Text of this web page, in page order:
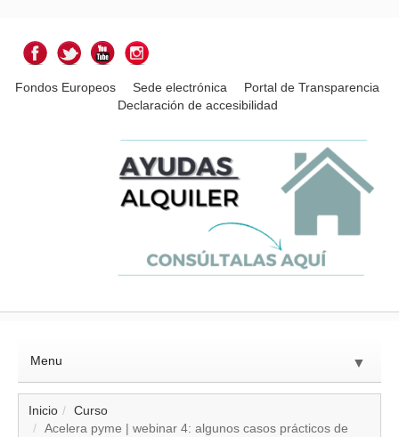
Fondos Europeos Sede electrónica
Portal de Transparencia
Declaración de accesibilidad
Menu ▼
Inicio
Curso
Acelera pyme | webinar 4: algunos casos prácticos de